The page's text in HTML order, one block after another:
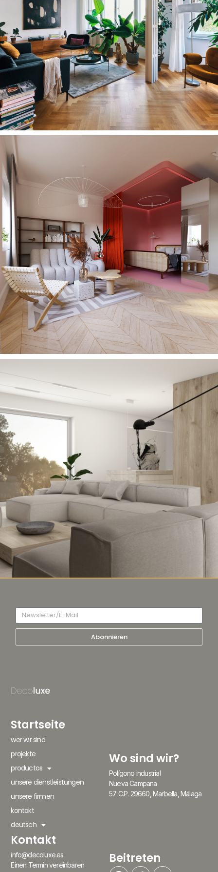
Abonnieren
Startseite
wer wir sind
projekte
productos
unsere dienstleistungen
unsere firmen
kontakt
deutsch
Wo sind wir?
Polígono industrial
Nueva Campana
57 C.P. 29660, Marbella, Málaga
Kontakt
info@decoluxe.es
Einen Termin vereinbaren
Beitreten